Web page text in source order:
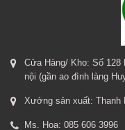
Cửa Hàng/ Kho: Số
nội (gần ao đình làng
Xưởng sản xuất: Thanh
Ms. Hoa: 085 606 3996